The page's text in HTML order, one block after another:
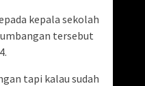
kepala sekolah
tersebut
tapi kalau sudah